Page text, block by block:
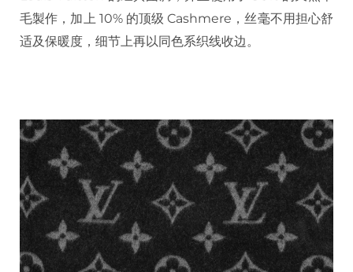
毛製作，加上 10% 的顶级 Cashmere，丝毫不用担心舒
适及保暖度，细节上再以同色系织线收边。